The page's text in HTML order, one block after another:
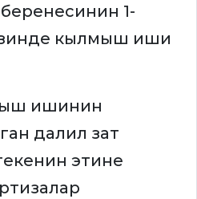
1-
кылмыш иши
ишинин
далил зат
этине